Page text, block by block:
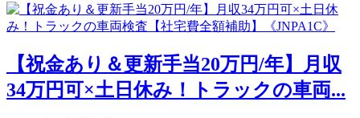
【祝金あり＆更新手当20万円/年】月収
34万円可×土日休み！トラックの車両...